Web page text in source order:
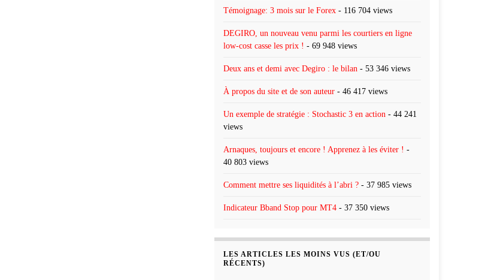
Témoignage: 3 mois sur le Forex - 116 704 views
DEGIRO, un nouveau venu parmi les courtiers en ligne
low-cost casse les prix ! - 69 948 views
Deux ans et demi avec Degiro : le bilan - 53 346 views
À propos du site et de son auteur - 46 417 views
Un exemple de stratégie : Stochastic 3 en action - 44 241
views
Arnaques, toujours et encore ! Apprenez à les éviter ! -
40 803 views
Comment mettre ses liquidités à l’abri ? - 37 985 views
Indicateur Bband Stop pour MT4 - 37 350 views
LES ARTICLES LES MOINS VUS (ET/OU
RÉCENTS)